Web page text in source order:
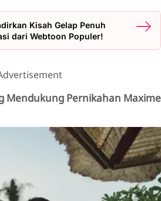
Kisah Gelap Penuh
dari Webtoon Populer!
Mendukung Pernikahan Maxime